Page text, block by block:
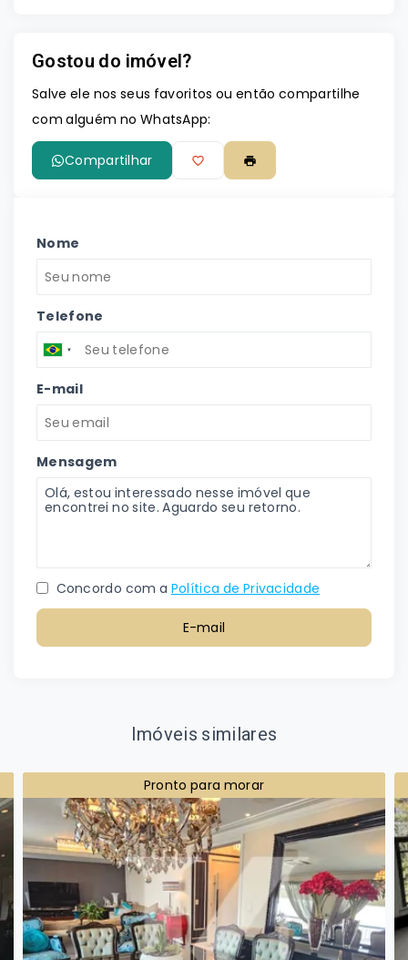
Gostou do imóvel?
Salve ele nos seus favoritos ou então compartilhe
com alguém no WhatsApp:
Compartilhar
Nome
Telefone
E-mail
Mensagem
Concordo com a Política de Privacidade
E-mail
Imóveis similares
Pronto para morar